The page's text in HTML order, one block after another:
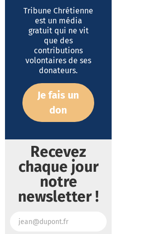
Tribune Chrétienne
est un média
gratuit qui ne vit
que des
contributions
volontaires de ses
donateurs.
Je fais un
don
Recevez
chaque jour
notre
newsletter !